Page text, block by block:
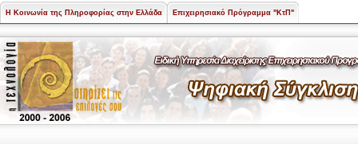
Η Κοινωνία της Πληροφορίας στην Ελλάδα Επιχειρησιακό Πρόγραμμα "ΚτΠ"